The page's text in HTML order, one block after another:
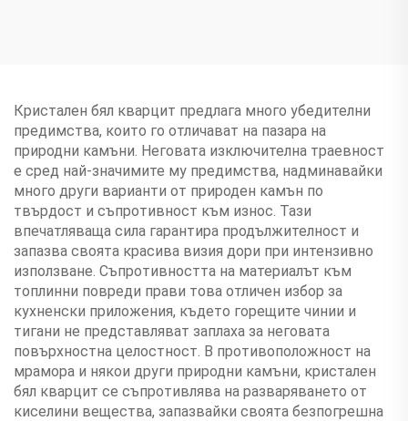
Кристален бял кварцит предлага много убедителни
предимства, които го отличават на пазара на
природни камъни. Неговата изключителна траевност
е сред най-значимите му предимства, надминавайки
много други варианти от природен камън по
твърдост и съпротивност към износ. Тази
впечатляваща сила гарантира продължителност и
запазва своята красива визия дори при интензивно
използване. Съпротивността на материалът към
топлинни повреди прави това отличен избор за
кухненски приложения, където горещите чинии и
тигани не представляват заплаха за неговата
повърхностна целостност. В противоположност на
мрамора и някои други природни камъни, кристален
бял кварцит се съпротивлява на разваряването от
киселини вещества, запазвайки своята безпогрешна